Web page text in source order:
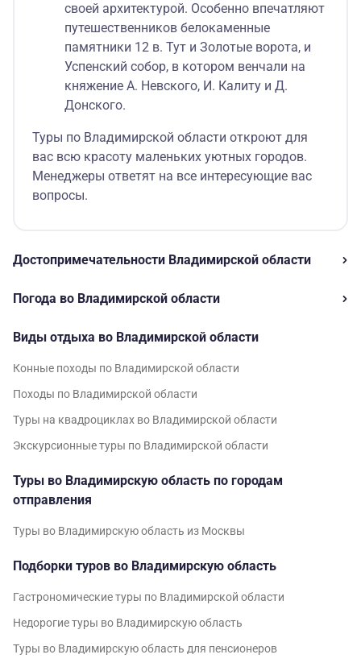
своей архитектурой. Особенно впечатляют
путешественников белокаменные
памятники 12 в. Тут и Золотые ворота, и
Успенский собор, в котором венчали на
княжение А. Невского, И. Калиту и Д.
Донского.
Туры по Владимирской области откроют для
вас всю красоту маленьких уютных городов.
Менеджеры ответят на все интересующие вас
вопросы.
Достопримечательности Владимирской области
Погода во Владимирской области
Виды отдыха во Владимирской области
Конные походы по Владимирской области
Походы по Владимирской области
Туры на квадроциклах во Владимирской области
Экскурсионные туры по Владимирской области
Туры во Владимирскую область по городам
отправления
Туры во Владимирскую область из Москвы
Подборки туров во Владимирскую область
Гастрономические туры по Владимирской области
Недорогие туры во Владимирскую область
Туры во Владимирскую область для пенсионеров